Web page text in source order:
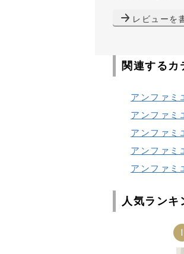
レビューを
関連するカ
アンファミ
アンファミ
アンファミ
アンファミ
アンファミ
人気ランキ
1